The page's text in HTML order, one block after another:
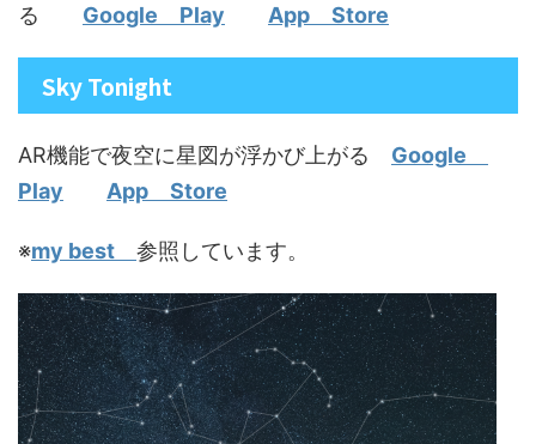
る Google Play App Store
Sky Tonight
AR機能で夜空に星図が浮かび上がる Google
Play
App Store
※my best 参照しています。